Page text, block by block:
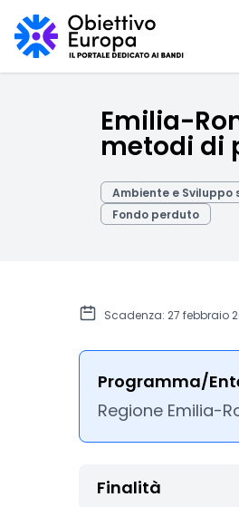
Emilia-
metodi di
Ambiente e Sviluppo
Fondo perduto
Scadenza: 27 febbraio
Programma/
Regione Emilia-
Finalità